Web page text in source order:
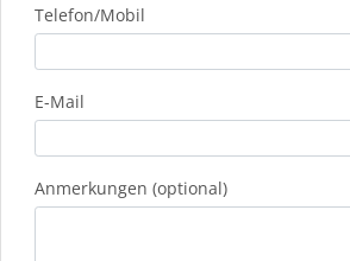
Telefon/Mobil
E-Mail
Anmerkungen (optional)